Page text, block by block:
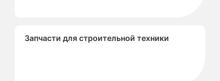
Запчасти для строительной техники